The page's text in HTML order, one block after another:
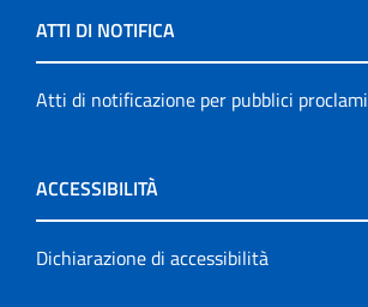
ATTI DI NOTIFICA
Atti di notificazione per pubblici proclami
ACCESSIBILITÀ
Dichiarazione di accessibilità